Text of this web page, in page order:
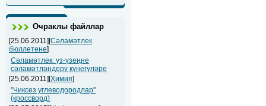
Очраклы файллар
[25.06.2011][Сәламәтлек
бюллетене]
Сәламәтлек: үз-үзеңне
сәламәтләндерү күнегүләре
[25.06.2011][Химия]
"Чиксез углеводородлар"
(кроссворд)